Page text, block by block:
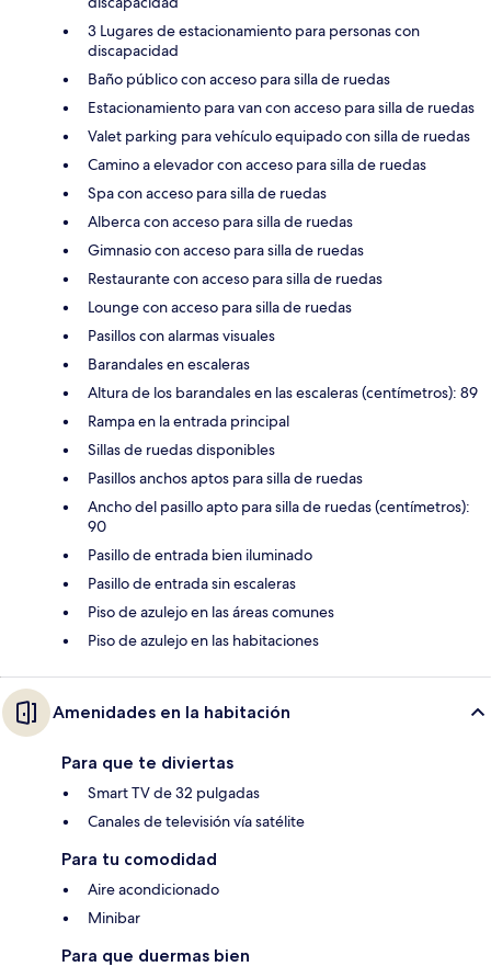
3 Lugares de estacionamiento para personas con
discapacidad
Baño público con acceso para silla de ruedas
Estacionamiento para van con acceso para silla de ruedas
Valet parking para vehículo equipado con silla de ruedas
Camino a elevador con acceso para silla de ruedas
Spa con acceso para silla de ruedas
Alberca con acceso para silla de ruedas
Gimnasio con acceso para silla de ruedas
Restaurante con acceso para silla de ruedas
Lounge con acceso para silla de ruedas
Pasillos con alarmas visuales
Barandales en escaleras
Altura de los barandales en las escaleras (centímetros): 89
Rampa en la entrada principal
Sillas de ruedas disponibles
Pasillos anchos aptos para silla de ruedas
Ancho del pasillo apto para silla de ruedas (centímetros):
90
Pasillo de entrada bien iluminado
Pasillo de entrada sin escaleras
Piso de azulejo en las áreas comunes
Piso de azulejo en las habitaciones
Amenidades en la habitación
Para que te diviertas
Smart TV de 32 pulgadas
Canales de televisión vía satélite
Para tu comodidad
Aire acondicionado
Minibar
Para que duermas bien